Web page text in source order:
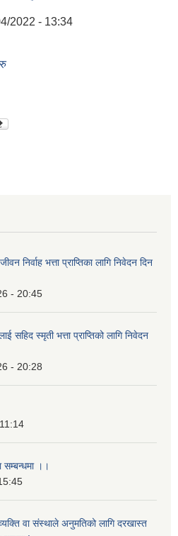
2022 - 13:34
निर्वाह भत्ता प्राप्तिका लागि निवेदन दिन
- 20:45
सहिद स्मृती भत्ता प्राप्तिको लागि निवेदन
- 20:28
।।
वा संस्थाले अनुमतिको लागि दरखास्त